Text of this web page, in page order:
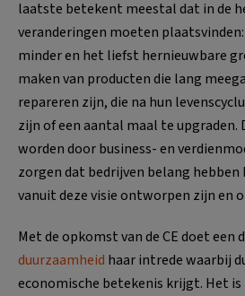
laatste betekent meestal dat in de
veranderingen moeten
minder en het liefst hernieuwbare
maken van producten die lang
repareren zijn, die na hun
zijn of een aantal maal te
worden door business- en
zorgen dat bedrijven belang hebben
vanuit deze visie ontworpen zijn en
Met de opkomst van de CE doet een
duurzaamheid haar intrede waarbij
economische betekenis krijgt. Het